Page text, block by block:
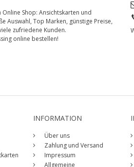
Shop: Ansichtskarten und
Auswahl, Top Marken, günstige Preise,
zufriedene Kunden.
online bestellen!
INFORMATION
Über uns
Zahlung und Versand
Impressum
Allgemeine